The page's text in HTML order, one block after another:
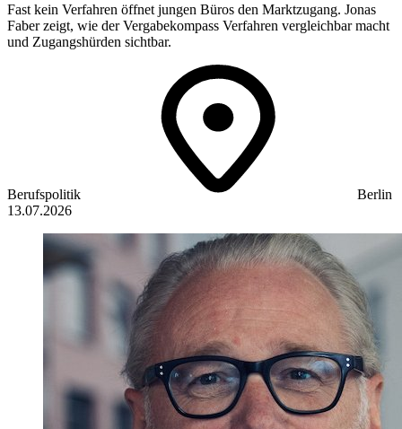
Fast kein Verfahren öffnet jungen Büros den Marktzugang. Jonas
Faber zeigt, wie der Vergabekompass Verfahren vergleichbar macht
und Zugangshürden sichtbar.
Berufspolitik
Berlin
13.07.2026